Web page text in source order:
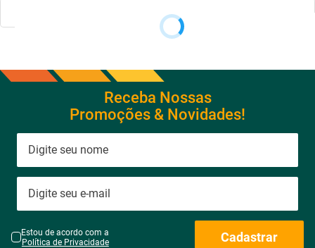
Receba Nossas
Promoções & Novidades!
Estou de acordo com a
Política de Privacidade
Cadastrar